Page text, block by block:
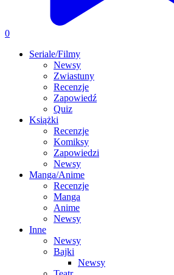
0
Seriale/Filmy
Newsy
Zwiastuny
Recenzje
Zapowiedź
Quiz
Książki
Recenzje
Komiksy
Zapowiedzi
Newsy
Manga/Anime
Recenzje
Manga
Anime
Newsy
Inne
Newsy
Bajki
Newsy